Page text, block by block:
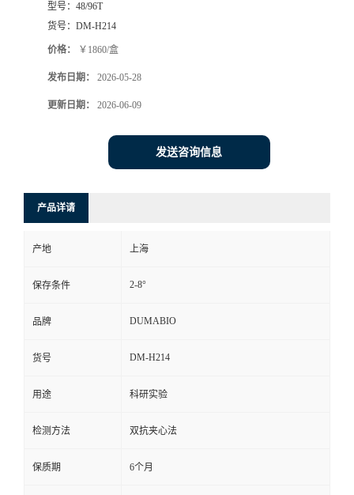
方
言
型号： 48/96T
货号： DM-H214
价格： ￥1860/盒
发布日期： 2026-05-28
更新日期： 2026-06-09
发送咨询信息
产品详请
产地 上海
保存条件 2-8°
品牌 DUMABIO
货号 DM-H214
用途 科研实验
检测方法 双抗夹心法
保质期 6个月